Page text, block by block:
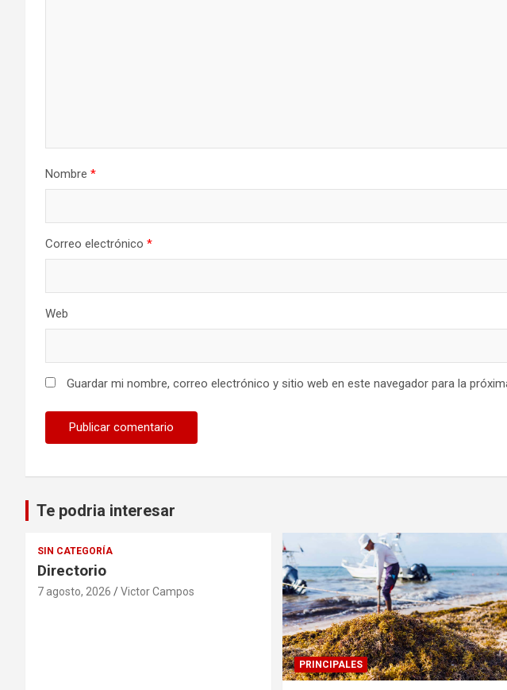
Nombre *
Correo electrónico *
Web
Guardar mi nombre, correo electrónico y sitio web en este navegador para la
Te podria interesar
SIN CATEGORÍA
Directorio
7 agosto, 2026 Victor Campos
PRINCIPALES